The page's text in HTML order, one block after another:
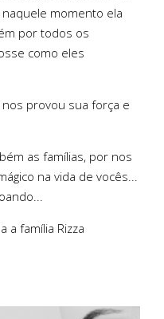
momento ela
por todos os
como eles
provou sua força e
as famílias, por nos
na vida de vocês...
a família Rizza